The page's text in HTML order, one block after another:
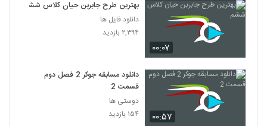
۰۰:۰۷
بهترین طرح جابربن حیان کلاس ششم
دانلود فایل ها
۲,۳۹۴ بازدید
۰۰:۵۷
دانلود مسابقه جوکر 2 فصل دوم
قسمت 2
دوستی ها
۱۵۴ بازدید